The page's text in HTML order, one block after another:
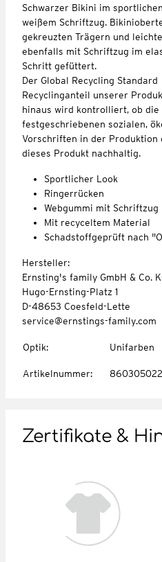
Schwarzer Bikini im
weißem Schriftzug.
gekreuzten Trägern und
ebenfalls mit Schriftzug im
Schritt gefüttert.
Der Global Recycling
Recyclinganteil unserer
hinaus wird kontrolliert, ob die
festgeschriebenen sozialen,
Vorschriften in der Produktion
dieses Produkt nachhaltig.
Sportlicher Look
Ringerrücken
Webgummi mit Schriftzug
Mit recyceltem Material
Schadstoffgeprüft nach
Hersteller:
Ernsting's family GmbH & Co.
Hugo-Ernsting-Platz 1
D-48653 Coesfeld-Lette
service@ernstings-family.com
Optik: Unifarben
Artikelnummer:
Zertifikate &